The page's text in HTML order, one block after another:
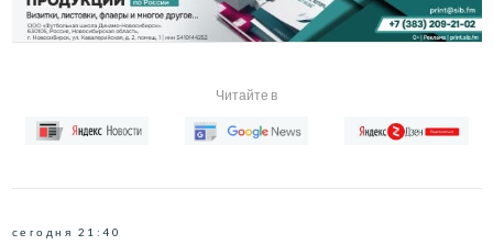
Читайте в
сегодня 21:40